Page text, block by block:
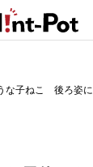
な子ねこ 後ろ姿